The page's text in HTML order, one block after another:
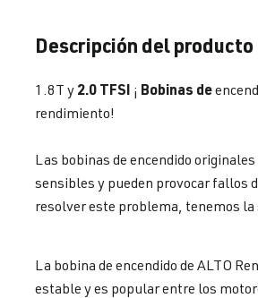
Descripción del producto
1.8T y 2.0 TFSI ¡ Bobinas de
rendimiento!
Las bobinas de encendido
sensibles y pueden provocar fallos
resolver este problema, tenemos la
La bobina de encendido de ALTO
estable y es popular entre los